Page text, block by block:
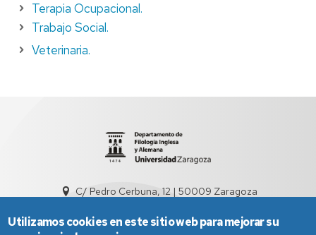
Terapia Ocupacional.
Trabajo Social.
Veterinaria.
C/ Pedro Cerbuna, 12 | 50009 Zaragoza
Utilizamos cookies en este sitio web para mejorar su